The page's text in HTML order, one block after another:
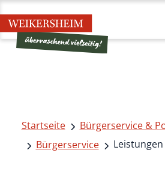
Startseite
Bürgerservice &
Bürgerservice
Leistungen